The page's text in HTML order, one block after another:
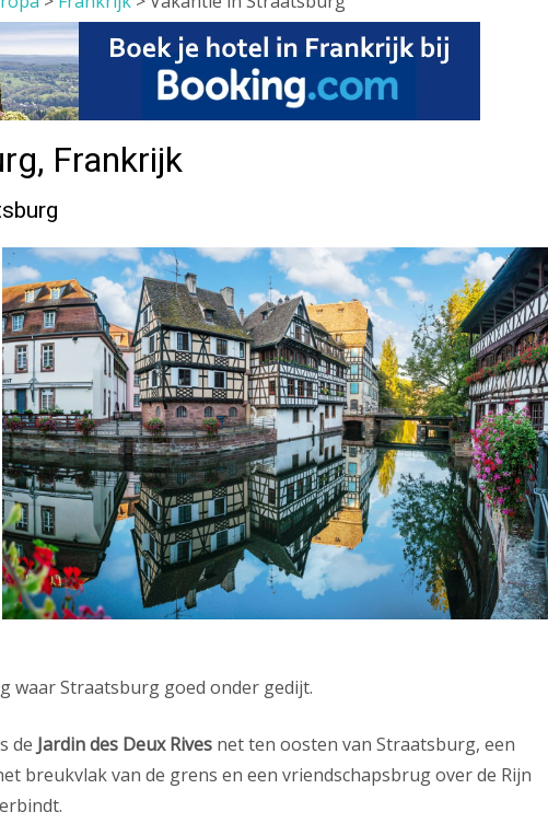
Frankrijk
waar Straatsburg goed onder gedijt.
de Jardin des Deux Rives net ten oosten van Straatsburg, een
breukvlak van de grens en een vriendschapsbrug over de Rijn